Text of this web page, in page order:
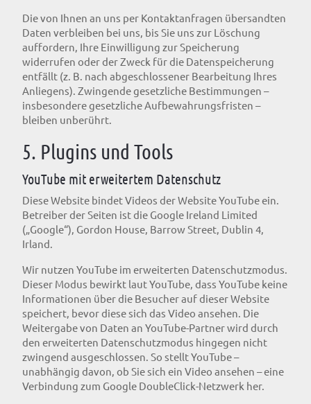
Die von Ihnen an uns per Kontaktanfragen übersandten
Daten verbleiben bei uns, bis Sie uns zur Löschung
auffordern, Ihre Einwilligung zur Speicherung
widerrufen oder der Zweck für die Datenspeicherung
entfällt (z. B. nach abgeschlossener Bearbeitung Ihres
Anliegens). Zwingende gesetzliche Bestimmungen –
insbesondere gesetzliche Aufbewahrungsfristen –
bleiben unberührt.
5. Plugins und Tools
YouTube mit erweitertem Datenschutz
Diese Website bindet Videos der Website YouTube ein.
Betreiber der Seiten ist die Google Ireland Limited
(„Google“), Gordon House, Barrow Street, Dublin 4,
Irland.
Wir nutzen YouTube im erweiterten Datenschutzmodus.
Dieser Modus bewirkt laut YouTube, dass YouTube keine
Informationen über die Besucher auf dieser Website
speichert, bevor diese sich das Video ansehen. Die
Weitergabe von Daten an YouTube-Partner wird durch
den erweiterten Datenschutzmodus hingegen nicht
zwingend ausgeschlossen. So stellt YouTube –
unabhängig davon, ob Sie sich ein Video ansehen – eine
Verbindung zum Google DoubleClick-Netzwerk her.